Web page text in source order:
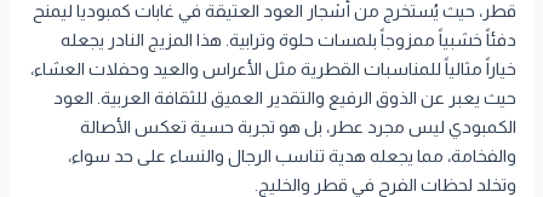
قطر، حيث يُستخرج من أشجار العود العتيقة في غابات كمبوديا ليمنح
دفئاً خشبياً ممزوجاً بلمسات حلوة وترابية. هذا المزيج النادر يجعله
خياراً مثالياً للمناسبات القطرية مثل الأعراس والعيد وحفلات العشاء،
حيث يعبر عن الذوق الرفيع والتقدير العميق للثقافة العربية. العود
الكمبودي ليس مجرد عطر، بل هو تجربة حسية تعكس الأصالة
والفخامة، مما يجعله هدية تناسب الرجال والنساء على حد سواء،
وتخلد لحظات الفرح في قطر والخليج.